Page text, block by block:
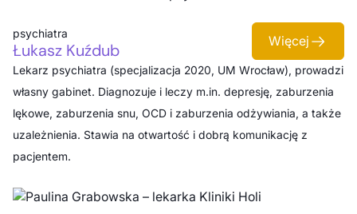
Łukasz Kuźdub
psychiatra Więcej
Lekarz psychiatra (specjalizacja 2020, UM Wrocław), prowadzi
własny gabinet. Diagnozuje i leczy m.in. depresję, zaburzenia
lękowe, zaburzenia snu, OCD i zaburzenia odżywiania, a także
uzależnienia. Stawia na otwartość i dobrą komunikację z
pacjentem.